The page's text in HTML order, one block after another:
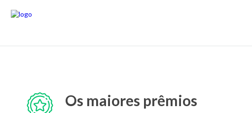
Os maiores prêmios